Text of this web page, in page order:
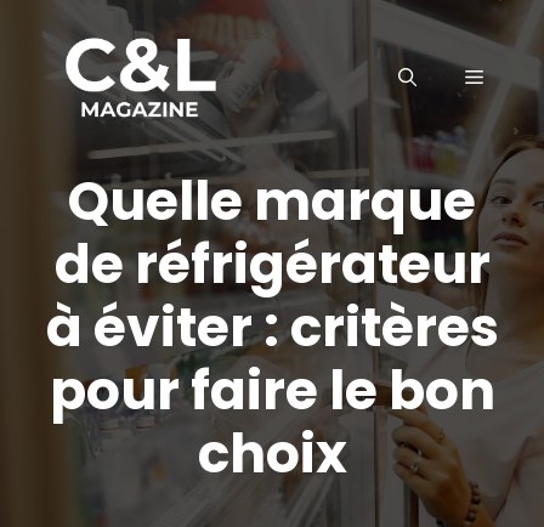
contenu
MENU
Quelle marque
de réfrigérateur
à éviter : critères
pour faire le bon
choix